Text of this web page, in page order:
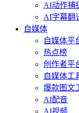
AI动作捕
AI字幕翻
自媒体
自媒体平
热点榜
创作者平
自媒体工
爆款图文
AI配音
AI视频